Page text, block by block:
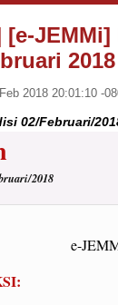
JEMMi]
2018
2018 20:01:10 -
02/Februari/
2018